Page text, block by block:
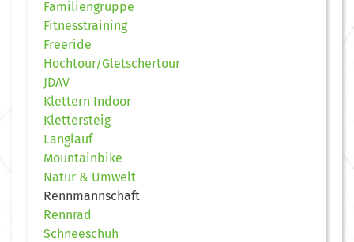
Familiengruppe
Fitnesstraining
Freeride
Hochtour/Gletschertour
JDAV
Klettern Indoor
Klettersteig
Langlauf
Mountainbike
Natur & Umwelt
Rennmannschaft
Rennrad
Schneeschuh